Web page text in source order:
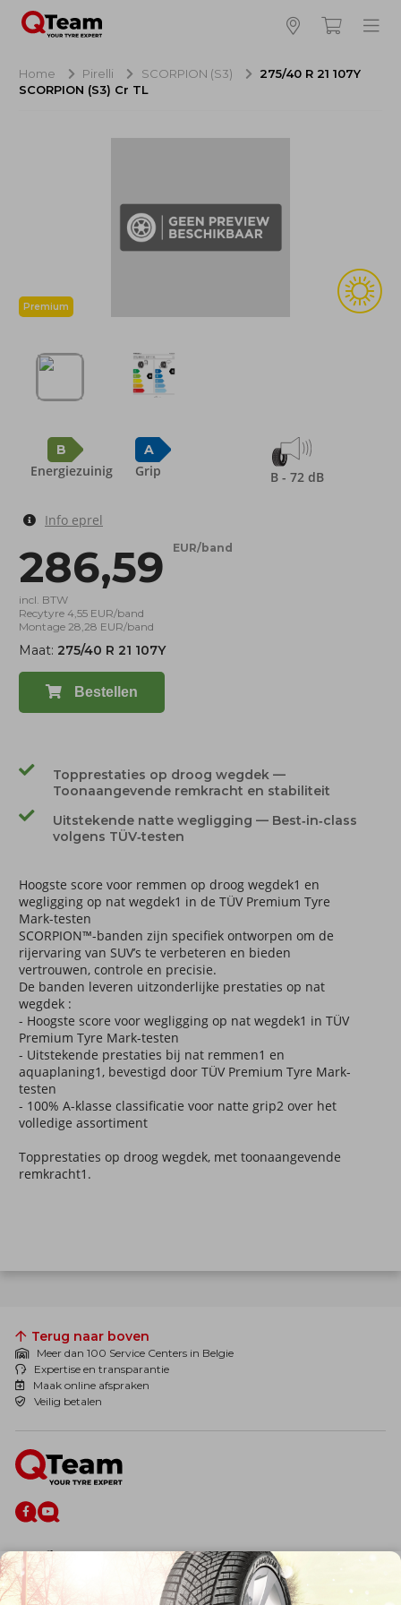
Hoeveel banden wilt u bestellen?
Bestellen
Home Pirelli SCORPION (S3)
275/40 R 21 107Y
SCORPION (S3) Cr TL
Premium
B
Energiezuinig
A
Grip B - 72 dB
Info eprel
286,59 EUR/band
incl. BTW
Recytyre 4,55 EUR/band
Montage 28,28 EUR/band
Maat: 275/40 R 21 107Y
Bestellen
Topprestaties op droog wegdek —
Toonaangevende remkracht en stabiliteit
Uitstekende natte wegligging — Best‑in‑class
volgens TÜV‑testen
Hoogste score voor remmen op droog wegdek1 en
wegligging op nat wegdek1 in de TÜV Premium Tyre
Mark-testen
SCORPION™-banden zijn specifiek ontworpen om de
rijervaring van SUV’s te verbeteren en bieden
vertrouwen, controle en precisie.
​De banden leveren uitzonderlijke prestaties op nat
wegdek :
​- Hoogste score voor wegligging op nat wegdek1 in TÜV
Premium Tyre Mark-testen
​- Uitstekende prestaties bij nat remmen1 en
aquaplaning1, bevestigd door TÜV Premium Tyre Mark-
testen
​- 100% A-klasse classificatie voor natte grip2 over het
volledige assortiment
​Topprestaties op droog wegdek, met toonaangevende
remkracht1.​
Terug naar boven
Meer dan 100 Service Centers in Belgie
Expertise en transparantie
Maak online afspraken
Veilig betalen
De firma
Wie zijn wij?
Blog